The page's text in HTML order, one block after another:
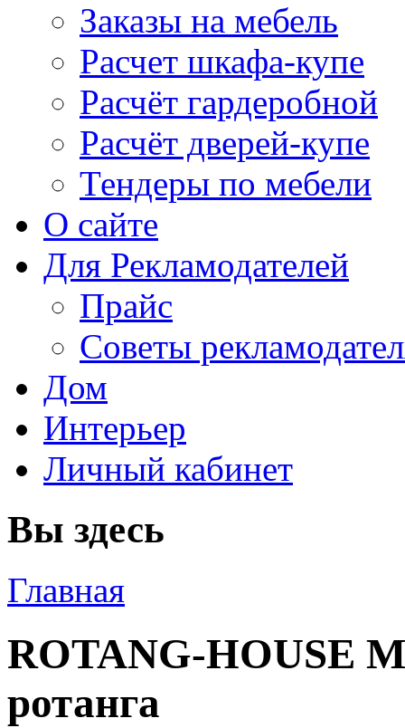
Заказы на мебель
Расчет шкафа-купе
Расчёт гардеробной
Расчёт дверей-купе
Тендеры по мебели
О сайте
Для Рекламодателей
Прайс
Советы
Дом
Интерьер
Личный кабинет
Вы здесь
Главная
ROTANG-HOUSE
ротанга